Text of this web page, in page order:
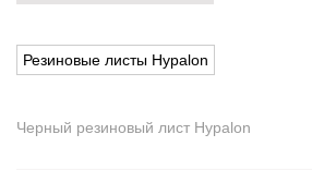
Резиновые листы Hypalon
Черный резиновый лист Hypalon